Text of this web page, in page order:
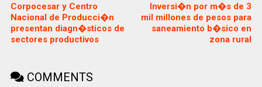
Corpocesar y Centro
Nacional de Producci�n
presentan diagn�sticos de
sectores productivos
Inversi�n por m�s de 3
mil millones de pesos para
saneamiento b�sico en
zona rural
COMMENTS